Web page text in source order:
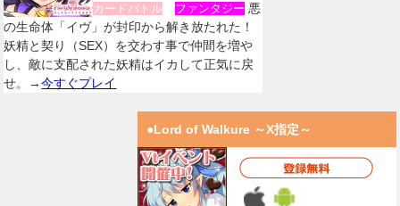
カードバトル ファンタジー 悪
の生命体「イヴ」が封印から解き放たれた！
妖精と契り（SEX）を交わす事で仲間を増や
し、敵に支配された妖精はイカして正気に戻
せ。→今すぐプレイ
●Lord of Walkure ～X指定～